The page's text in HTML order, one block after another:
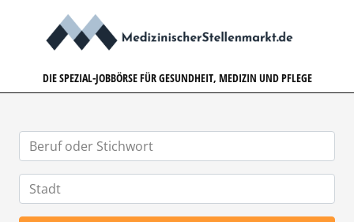
DIE SPEZIAL-JOBBÖRSE FÜR GESUNDHEIT, MEDIZIN UND PFLEGE